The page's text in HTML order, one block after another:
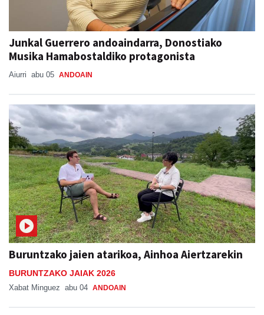
Junkal Guerrero andoaindarra, Donostiako
Musika Hamabostaldiko protagonista
Aiurri abu 05 ANDOAIN
Buruntzako jaien atarikoa, Ainhoa Aiertzarekin
BURUNTZAKO JAIAK 2026
Xabat Minguez abu 04 ANDOAIN